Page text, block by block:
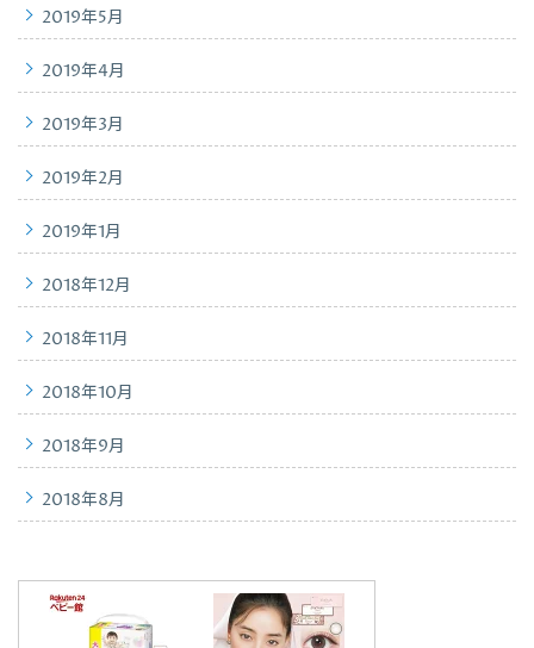
2019年5月
2019年4月
2019年3月
2019年2月
2019年1月
2018年12月
2018年11月
2018年10月
2018年9月
2018年8月